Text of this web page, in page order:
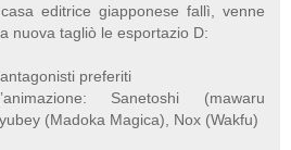
editrice giapponese fallì, venne
nuova tagliò le esportazio D:
preferiti
Sanetoshi (mawaru
(Madoka Magica), Nox (Wakfu)